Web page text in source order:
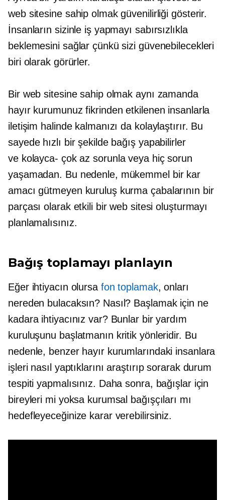
web sitesine sahip olmak güvenilirliği gösterir.
İnsanların sizinle iş yapmayı sabırsızlıkla
beklemesini sağlar çünkü sizi güvenebilecekleri
biri olarak görürler.
Bir web sitesine sahip olmak aynı zamanda
hayır kurumunuz fikrinden etkilenen insanlarla
iletişim halinde kalmanızı da kolaylaştırır. Bu
sayede hızlı bir şekilde bağış yapabilirler
ve kolayca- çok az sorunla veya hiç sorun
yaşamadan. Bu nedenle, mükemmel bir kar
amacı gütmeyen kuruluş kurma çabalarının bir
parçası olarak etkili bir web sitesi oluşturmayı
planlamalısınız.
Bağış toplamayı planlayın
Eğer ihtiyacın olursa fon toplamak, onları
nereden bulacaksın? Nasıl? Başlamak için ne
kadara ihtiyacınız var? Bunlar bir yardım
kuruluşunu başlatmanın kritik yönleridir. Bu
nedenle, benzer hayır kurumlarındaki insanlara
işleri nasıl yaptıklarını araştırıp sorarak durum
tespiti yapmalısınız. Daha sonra, bağışlar için
bireyleri mi yoksa kurumsal bağışçıları mı
hedefleyeceğinize karar verebilirsiniz.